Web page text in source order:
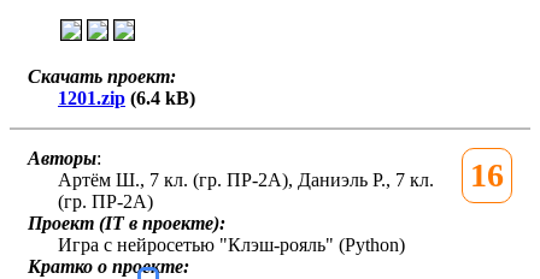
Скачать проект:
1201.zip (6.4 kB)
16
Авторы:
Артём Ш., 7 кл. (гр. ПР-2А), Даниэль Р., 7 кл.
(гр. ПР-2А)
Проект (IT в проекте):
Игра с нейросетью "Клэш-рояль" (Python)
Кратко о проекте: